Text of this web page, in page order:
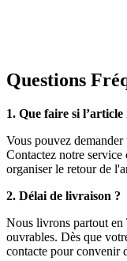
Questions
1. Que faire si
Vous pouvez
Contactez notre
organiser le retour de
2. Délai de livraison ?
Nous livrons partout en
ouvrables. Dès que
contacte pour convenir